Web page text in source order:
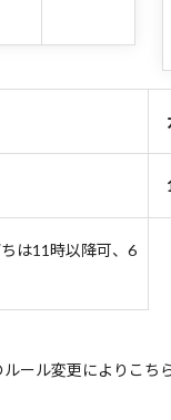
は11時以降可、6
ール変更によりこち